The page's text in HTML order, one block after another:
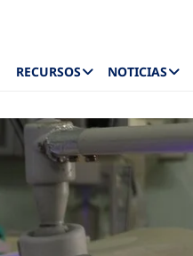
RECURSOS NOTICIAS